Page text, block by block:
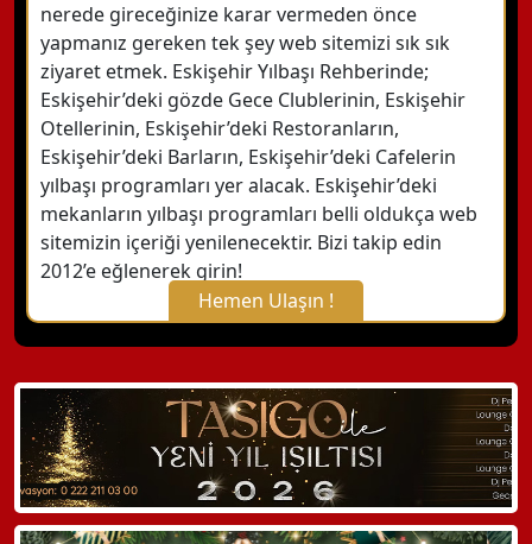
nerede gireceğinize karar vermeden önce
yapmanız gereken tek şey web sitemizi sık sık
ziyaret etmek. Eskişehir Yılbaşı Rehberinde;
Eskişehir’deki gözde Gece Clublerinin, Eskişehir
Otellerinin, Eskişehir’deki Restoranların,
Eskişehir’deki Barların, Eskişehir’deki Cafelerin
yılbaşı programları yer alacak. Eskişehir’deki
mekanların yılbaşı programları belli oldukça web
sitemizin içeriği yenilenecektir. Bizi takip edin
2012’e eğlenerek girin!
Hemen Ulaşın !
X Kapat
WhatsApp ile Bilgi Alın
Hemen Arayın